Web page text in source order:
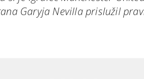
Garyja Nevilla prislužil